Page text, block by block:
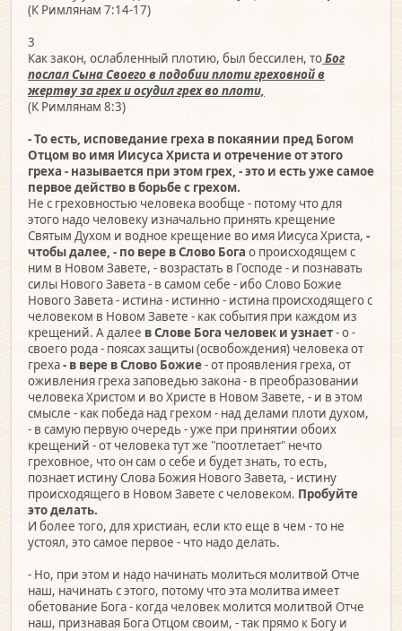
(К Римлянам 7:14-17)
3
Как закон, ослабленный плотию, был бессилен, тоБог
послал Сына Своего в подобии плоти греховной в
жертву за грех и осудил грех во плоти,
(К Римлянам 8:3)
- То есть, исповедание греха в покаянии пред Богом
Отцом во имя Иисуса Христа и отречение от этого
греха - называется при этом грех, - это и есть уже самое
первое действо в борьбе с грехом.
Не с греховностью человека вообще - потому что для
этого надо человеку изначально принять крещение
Святым Духом и водное крещение во имя Иисуса Христа, -
чтобы далее, - по вере в Слово Бога о происходящем с
ним в Новом Завете, - возрастать в Господе - и познавать
силы Нового Завета - в самом себе - ибо Слово Божие
Нового Завета - истина - истинно - истина происходящего с
человеком в Новом Завете - как события при каждом из
крещений. А далее в Слове Бога человек и узнает- о -
своего рода - поясах защиты (освобождения) человека от
греха- в вере в Слово Божие- от проявления греха, от
оживления греха заповедью закона - в преобразовании
человека Христом и во Христе в Новом Завете, - и в этом
смысле - как победа над грехом - над делами плоти духом,
- в самую первую очередь - уже при принятии обоих
крещений - от человека тут же "поотлетает" нечто
греховное, что он сам о себе и будет знать, то есть,
познает истину Слова Божия Нового Завета, - истину
происходящего в Новом Завете с человеком. Пробуйте
это делать.
И более того, для христиан, если кто еще в чем - то не
устоял, это самое первое - что надо делать.
- Но, при этом и надо начинать молиться молитвой Отче
наш, начинать с этого, потому что эта молитва имеет
обетование Бога - когда человек молится молитвой Отче
наш, признавая Бога Отцом своим, - так прямо к Богу и